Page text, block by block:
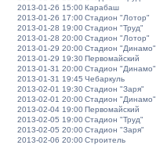
2013-01-26 15:00Карабаш
2013-01-26 17:00Стадион "Лотор"
2013-01-28 19:00Стадион "Труд"
2013-01-28 20:00Стадион "Лотор"
2013-01-29 20:00Стадион "Динамо"
2013-01-29 19:30Первомайский
2013-01-31 20:00Стадион "Динамо"
2013-01-31 19:45 Чебаркуль
2013-02-01 19:30Стадион "Заря"
2013-02-01 20:00Стадион "Динамо"
2013-02-04 19:00Первомайский
2013-02-05 19:00Стадион "Труд"
2013-02-05 20:00Стадион "Заря"
2013-02-06 20:00Строитель